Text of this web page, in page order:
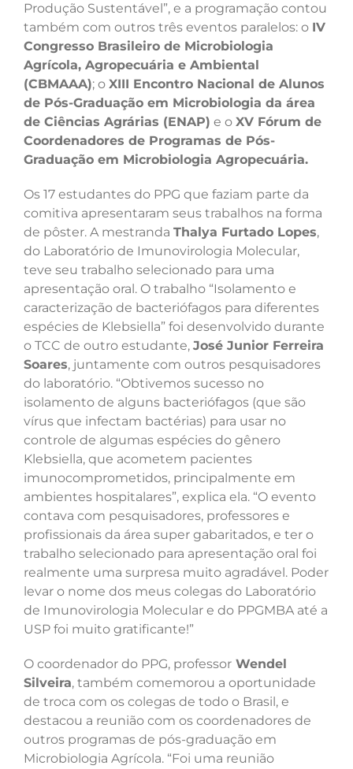
Produção Sustentável”, e a programação contou
também com outros três eventos paralelos: o IV
Congresso Brasileiro de Microbiologia
Agrícola, Agropecuária e Ambiental
(CBMAAA); o XIII Encontro Nacional de Alunos
de Pós-Graduação em Microbiologia da área
de Ciências Agrárias (ENAP) e o XV Fórum de
Coordenadores de Programas de Pós-
Graduação em Microbiologia Agropecuária.
Os 17 estudantes do PPG que faziam parte da
comitiva apresentaram seus trabalhos na forma
de pôster. A mestranda Thalya Furtado Lopes,
do Laboratório de Imunovirologia Molecular,
teve seu trabalho selecionado para uma
apresentação oral. O trabalho “Isolamento e
caracterização de bacteriófagos para diferentes
espécies de Klebsiella” foi desenvolvido durante
o TCC de outro estudante, José Junior Ferreira
Soares, juntamente com outros pesquisadores
do laboratório. “Obtivemos sucesso no
isolamento de alguns bacteriófagos (que são
vírus que infectam bactérias) para usar no
controle de algumas espécies do gênero
Klebsiella, que acometem pacientes
imunocomprometidos, principalmente em
ambientes hospitalares”, explica ela. “O evento
contava com pesquisadores, professores e
profissionais da área super gabaritados, e ter o
trabalho selecionado para apresentação oral foi
realmente uma surpresa muito agradável. Poder
levar o nome dos meus colegas do Laboratório
de Imunovirologia Molecular e do PPGMBA até a
USP foi muito gratificante!”
O coordenador do PPG, professor Wendel
Silveira, também comemorou a oportunidade
de troca com os colegas de todo o Brasil, e
destacou a reunião com os coordenadores de
outros programas de pós-graduação em
Microbiologia Agrícola. “Foi uma reunião